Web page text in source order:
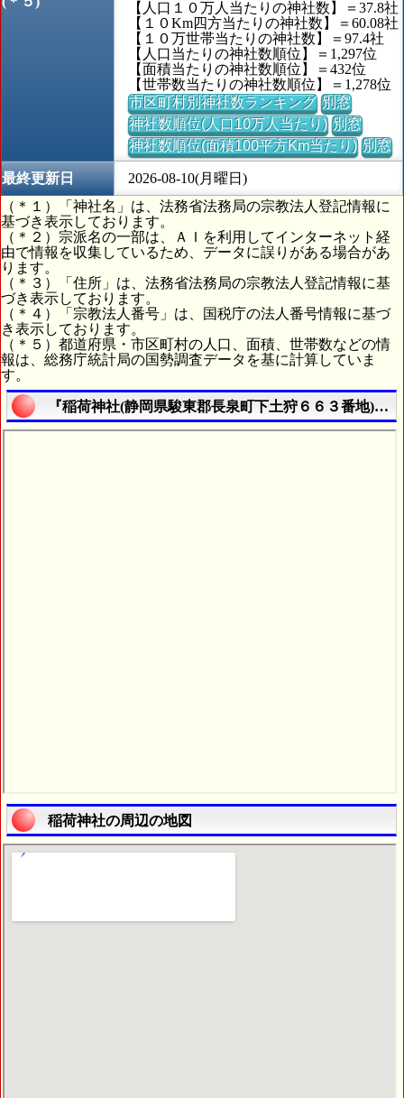
【人口１０万人当たりの神社数】＝37.8社
【１０Km四方当たりの神社数】＝60.08社
【１０万世帯当たりの神社数】＝97.4社
【人口当たりの神社数順位】＝1,297位
【面積当たりの神社数順位】＝432位
【世帯数当たりの神社数順位】＝1,278位
市区町村別神社数ランキング 別窓
神社数順位(人口10万人当たり) 別窓
神社数順位(面積100平方Km当たり) 別窓
最終更新日
2026-08-10(月曜日)
（＊１）「神社名」は、法務省法務局の宗教法人登記情報に
基づき表示しております。
（＊２）宗派名の一部は、ＡＩを利用してインターネット経
由で情報を収集しているため、データに誤りがある場合があ
ります。
（＊３）「住所」は、法務省法務局の宗教法人登記情報に基
づき表示しております。
（＊４）「宗教法人番号」は、国税庁の法人番号情報に基づ
き表示しております。
（＊５）都道府県・市区町村の人口、面積、世帯数などの情
報は、総務庁統計局の国勢調査データを基に計算していま
す。
『稲荷神社(静岡県駿東郡長泉町下土狩６６３番地)』
稲荷神社の周辺の地図